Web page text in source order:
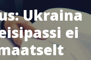
Ukraina
ei